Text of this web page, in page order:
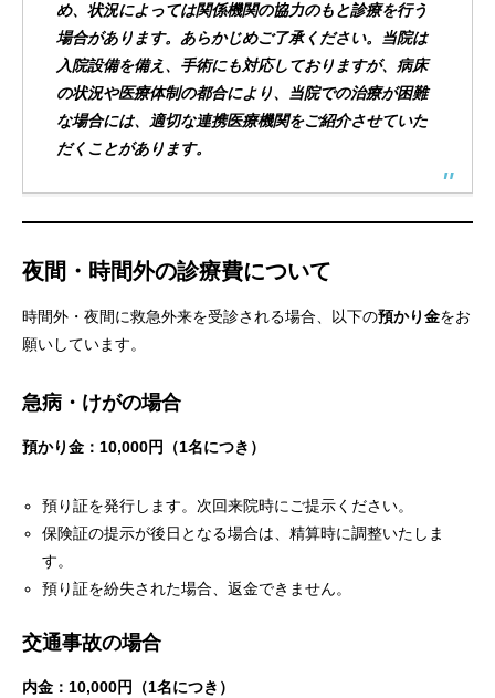
め、状況によっては関係機関の協力のもと診療を行う
場合があります。あらかじめご了承ください。当院は
入院設備を備え、手術にも対応しておりますが、病床
の状況や医療体制の都合により、当院での治療が困難
な場合には、適切な連携医療機関をご紹介させていた
だくことがあります。
夜間・時間外の診療費について
時間外・夜間に救急外来を受診される場合、以下の預かり金をお
願いしています。
急病・けがの場合
預かり金：10,000円（1名につき）
預り証を発行します。次回来院時にご提示ください。
保険証の提示が後日となる場合は、精算時に調整いたしま
す。
預り証を紛失された場合、返金できません。
交通事故の場合
内金：10,000円（1名につき）